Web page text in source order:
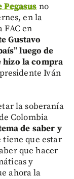
no
en la
FAC en
Gustavo
luego de
hizo la compra
Iván
la soberanía
Colombia
de saber y
tiene que estar
que hacer
y
ahora la